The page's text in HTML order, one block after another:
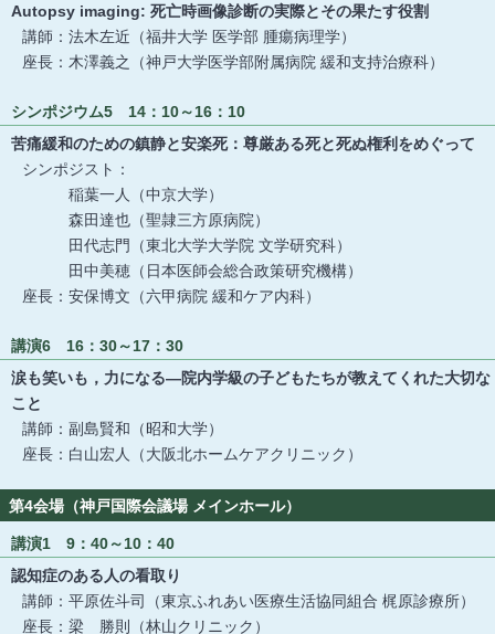
Autopsy imaging: 死亡時画像診断の実際とその果たす役割
講師：法木左近（福井大学 医学部 腫瘍病理学）
座長：木澤義之（神戸大学医学部附属病院 緩和支持治療科）
シンポジウム5 14：10～16：10
苦痛緩和のための鎮静と安楽死：尊厳ある死と死ぬ権利をめぐって
シンポジスト：
稲葉一人（中京大学）
森田達也（聖隷三方原病院）
田代志門（東北大学大学院 文学研究科）
田中美穂（日本医師会総合政策研究機構）
座長：安保博文（六甲病院 緩和ケア内科）
講演6 16：30～17：30
涙も笑いも，力になる―院内学級の子どもたちが教えてくれた大切な
こと
講師：副島賢和（昭和大学）
座長：白山宏人（大阪北ホームケアクリニック）
第4会場（神戸国際会議場 メインホール）
講演1 9：40～10：40
認知症のある人の看取り
講師：平原佐斗司（東京ふれあい医療生活協同組合 梶原診療所）
座長：梁 勝則（林山クリニック）